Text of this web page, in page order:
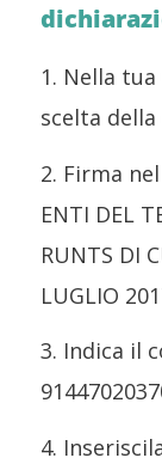
1. Nella
scelta della
2. Firma
ENTI DEL
RUNTS DI
LUGLIO
3. Indica il
4.